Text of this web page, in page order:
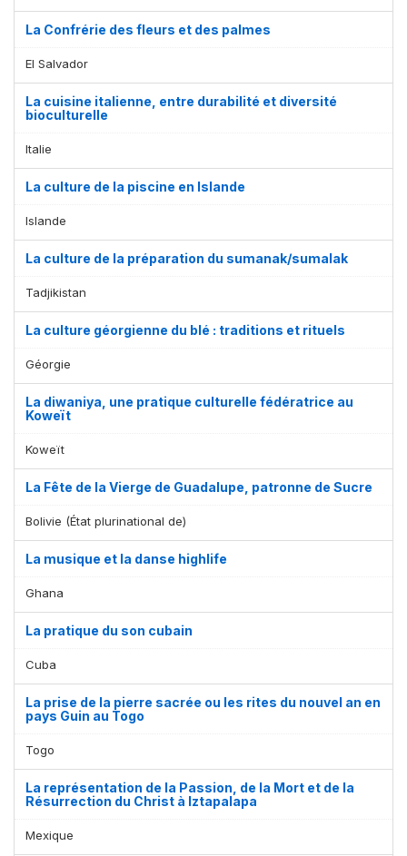
La Confrérie des fleurs et des palmes
El Salvador
La cuisine italienne, entre durabilité et diversité
bioculturelle
Italie
La culture de la piscine en Islande
Islande
La culture de la préparation du sumanak/sumalak
Tadjikistan
La culture géorgienne du blé : traditions et rituels
Géorgie
La diwaniya, une pratique culturelle fédératrice au
Koweït
Koweït
La Fête de la Vierge de Guadalupe, patronne de Sucre
Bolivie (État plurinational de)
La musique et la danse highlife
Ghana
La pratique du son cubain
Cuba
La prise de la pierre sacrée ou les rites du nouvel an en
pays Guin au Togo
Togo
La représentation de la Passion, de la Mort et de la
Résurrection du Christ à Iztapalapa
Mexique